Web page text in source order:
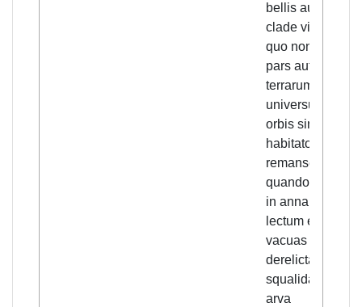
bellis aut alia
clade visibili,
quo non hec
pars aut illa
terrarum, sed
universus fere
orbis sine
habitatore
remanserit?
quando unquam
in annalibus
lectum est,
vacuas domos,
derelictas urbes,
squalida rura,
arva